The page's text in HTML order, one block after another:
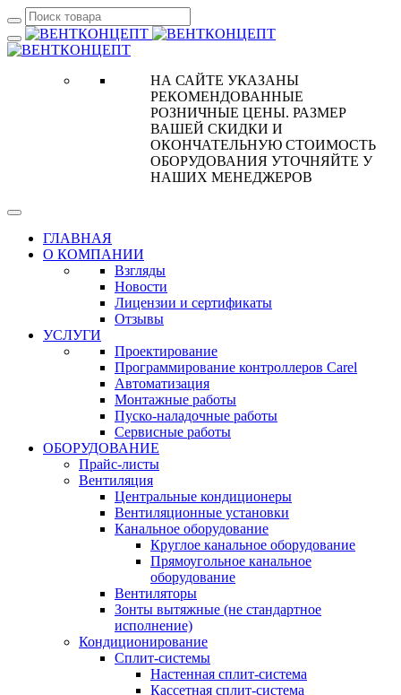
НА САЙТЕ УКАЗАНЫ
РЕКОМЕНДОВАННЫЕ
РОЗНИЧНЫЕ ЦЕНЫ. РАЗМЕР
ВАШЕЙ СКИДКИ И
ОКОНЧАТЕЛЬНУЮ СТОИМОСТЬ
ОБОРУДОВАНИЯ УТОЧНЯЙТЕ У
НАШИХ МЕНЕДЖЕРОВ
ГЛАВНАЯ
О КОМПАНИИ
Взгляды
Новости
Лицензии и сертификаты
Отзывы
УСЛУГИ
Проектирование
Программирование контроллеров Carel
Автоматизация
Монтажные работы
Пуско-наладочные работы
Сервисные работы
ОБОРУДОВАНИЕ
Прайс-листы
Вентиляция
Центральные кондиционеры
Вентиляционные установки
Канальное оборудование
Круглое канальное оборудование
Прямоугольное канальное
оборудование
Вентиляторы
Зонты вытяжные (не стандартное
исполнение)
Кондиционирование
Сплит-системы
Настенная сплит-система
Кассетная сплит-система